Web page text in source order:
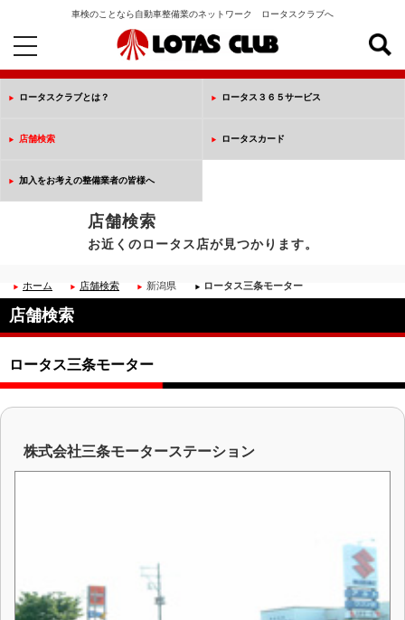
車検のことなら自動車整備業のネットワーク ロータスクラブへ
toggle
navigation
ロータスクラブとは？ ロータス３６５サービス
店舗検索 ロータスカード
加入をお考えの整備業者の皆様へ
店舗検索
お近くのロータス店が見つかります。
ホーム 店舗検索 新潟県 ロータス三条モーター
店舗検索
ロータス三条モーター
株式会社三条モーターステーション